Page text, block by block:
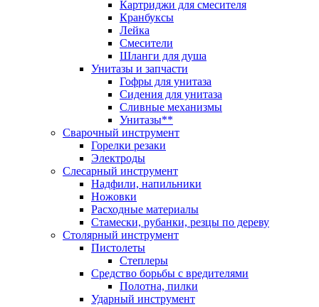
Картриджи для смесителя
Кранбуксы
Лейка
Смесители
Шланги для душа
Унитазы и запчасти
Гофры для унитаза
Сидения для унитаза
Сливные механизмы
Унитазы**
Сварочный инструмент
Горелки резаки
Электроды
Слесарный инструмент
Надфили, напильники
Ножовки
Расходные материалы
Стамески, рубанки, резцы по дереву
Столярный инструмент
Пистолеты
Степлеры
Средство борьбы с вредителями
Полотна, пилки
Ударный инструмент